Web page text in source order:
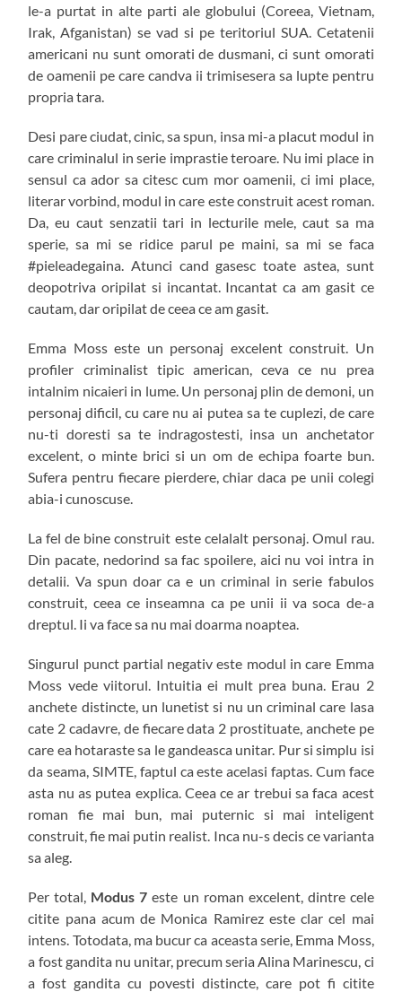
le-a purtat in alte parti ale globului (Coreea, Vietnam,
Irak, Afganistan) se vad si pe teritoriul SUA. Cetatenii
americani nu sunt omorati de dusmani, ci sunt omorati
de oamenii pe care candva ii trimisesera sa lupte pentru
propria tara.
Desi pare ciudat, cinic, sa spun, insa mi-a placut modul in
care criminalul in serie imprastie teroare. Nu imi place in
sensul ca ador sa citesc cum mor oamenii, ci imi place,
literar vorbind, modul in care este construit acest roman.
Da, eu caut senzatii tari in lecturile mele, caut sa ma
sperie, sa mi se ridice parul pe maini, sa mi se faca
#pieleadegaina. Atunci cand gasesc toate astea, sunt
deopotriva oripilat si incantat. Incantat ca am gasit ce
cautam, dar oripilat de ceea ce am gasit.
Emma Moss este un personaj excelent construit. Un
profiler criminalist tipic american, ceva ce nu prea
intalnim nicaieri in lume. Un personaj plin de demoni, un
personaj dificil, cu care nu ai putea sa te cuplezi, de care
nu-ti doresti sa te indragostesti, insa un anchetator
excelent, o minte brici si un om de echipa foarte bun.
Sufera pentru fiecare pierdere, chiar daca pe unii colegi
abia-i cunoscuse.
La fel de bine construit este celalalt personaj. Omul rau.
Din pacate, nedorind sa fac spoilere, aici nu voi intra in
detalii. Va spun doar ca e un criminal in serie fabulos
construit, ceea ce inseamna ca pe unii ii va soca de-a
dreptul. Ii va face sa nu mai doarma noaptea.
Singurul punct partial negativ este modul in care Emma
Moss vede viitorul. Intuitia ei mult prea buna. Erau 2
anchete distincte, un lunetist si nu un criminal care lasa
cate 2 cadavre, de fiecare data 2 prostituate, anchete pe
care ea hotaraste sa le gandeasca unitar. Pur si simplu isi
da seama, SIMTE, faptul ca este acelasi faptas. Cum face
asta nu as putea explica. Ceea ce ar trebui sa faca acest
roman fie mai bun, mai puternic si mai inteligent
construit, fie mai putin realist. Inca nu-s decis ce varianta
sa aleg.
Per total, Modus 7 este un roman excelent, dintre cele
citite pana acum de Monica Ramirez este clar cel mai
intens. Totodata, ma bucur ca aceasta serie, Emma Moss,
a fost gandita nu unitar, precum seria Alina Marinescu, ci
a fost gandita cu povesti distincte, care pot fi citite